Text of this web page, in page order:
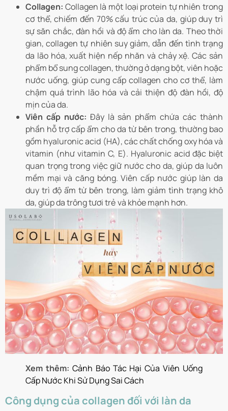
Collagen: Collagen là một loại protein tự nhiên trong
cơ thể, chiếm đến 70% cấu trúc của da, giúp duy trì
sự săn chắc, đàn hồi và độ ẩm cho làn da. Theo thời
gian, collagen tự nhiên suy giảm, dẫn đến tình trạng
da lão hóa, xuất hiện nếp nhăn và chảy xệ. Các sản
phẩm bổ sung collagen, thường ở dạng bột, viên hoặc
nước uống, giúp cung cấp collagen cho cơ thể, làm
chậm quá trình lão hóa và cải thiện độ đàn hồi, độ
mịn của da.
Viên cấp nước: Đây là sản phẩm chứa các thành
phần hỗ trợ cấp ẩm cho da từ bên trong, thường bao
gồm hyaluronic acid (HA), các chất chống oxy hóa và
vitamin (như vitamin C, E). Hyaluronic acid đặc biệt
quan trọng trong việc giữ nước cho da, giúp da luôn
mềm mại và căng bóng. Viên cấp nước giúp làn da
duy trì độ ẩm từ bên trong, làm giảm tình trạng khô
da, giúp da trông tươi trẻ và khỏe mạnh hơn.
Xem thêm: Cảnh Báo Tác Hại Của Viên Uống
Cấp Nước Khi Sử Dụng Sai Cách
Công dụng của collagen đối với làn da